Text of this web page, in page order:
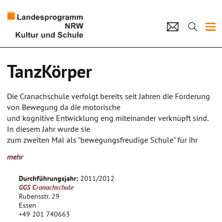
Künstlerpool
Schulen
Kultur und Schule
TanzKörper
Die Cranachschule verfolgt bereits seit Jahren die Förderung
von Bewegung da die motorische
und kognitive Entwicklung eng miteinander verknüpft sind.
In diesem Jahr wurde sie
zum zweiten Mal als "bewegungsfreudige Schule" für ihr
in diesem Bereich ausgezeichnet. Mit dem Ziel, die
zu erweitern und den Kindern einen künstlerischen Blick auf
Bewegung und Tanz zu eröffnen,
findet in diesem Schuljahr das vom Landesprogramm Kultur
und Schule geförderte
mehr
Durchführungsjahr: 2011/2012
GGS Cranachschule
Rubensstr. 29
Essen
+49 201 740663